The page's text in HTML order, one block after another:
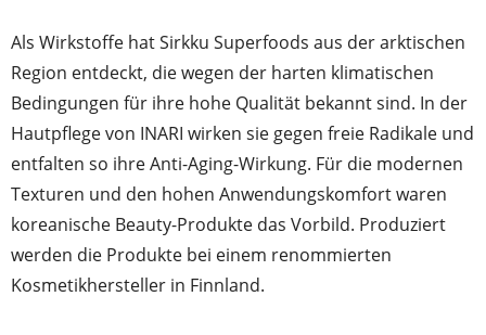
Als Wirkstoffe hat Sirkku Superfoods aus der arktischen
Region entdeckt, die wegen der harten klimatischen
Bedingungen für ihre hohe Qualität bekannt sind. In der
Hautpflege von INARI wirken sie gegen freie Radikale und
entfalten so ihre Anti-Aging-Wirkung. Für die modernen
Texturen und den hohen Anwendungskomfort waren
koreanische Beauty-Produkte das Vorbild. Produziert
werden die Produkte bei einem renommierten
Kosmetikhersteller in Finnland.